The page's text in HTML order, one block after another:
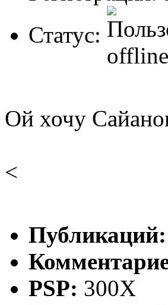
Статус:
Ой хочу
<
Публикаций:
PSP: 300X